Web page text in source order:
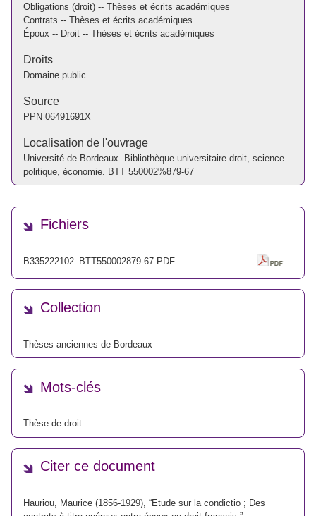
Obligations (droit) -- Thèses et écrits académiques
Contrats -- Thèses et écrits académiques
Époux -- Droit -- Thèses et écrits académiques
Droits
Domaine public
Source
PPN 06491691X
Localisation de l'ouvrage
Université de Bordeaux. Bibliothèque universitaire droit, science
politique, économie. BTT 550002%879-67
Fichiers
B335222102_BTT550002879-67.PDF
Collection
Thèses anciennes de Bordeaux
Mots-clés
Thèse de droit
Citer ce document
Hauriou, Maurice (1856-1929), “Etude sur la condictio ; Des